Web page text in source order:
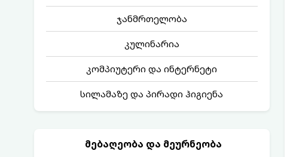
ჯანმრთელობა
კულინარია
კომპიუტერი და ინტერნეტი
სილამაზე და პირადი ჰიგიენა
მებაღეობა და მეურნეობა